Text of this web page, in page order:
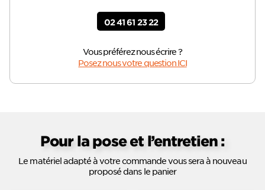
02 41 61 23 22
Vous préférez nous écrire ?
Posez nous votre question ICI
Pour la pose et l’entretien :
Le matériel adapté à votre commande vous sera à nouveau
proposé dans le panier